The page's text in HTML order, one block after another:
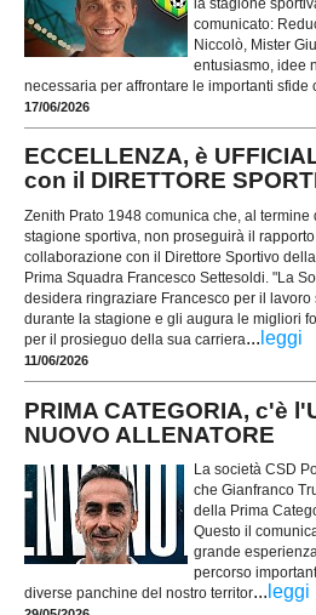
comunicato:
Niccolò, Mister
entusiasmo, idee
necessaria per affrontare le importanti sfide
17/06/2026
ECCELLENZA, è
con il DIRETTORE
Zenith Prato 1948 comunica che, al termine
stagione sportiva, non proseguirà il
collaborazione con il Direttore Sportivo della
Prima Squadra Francesco Settesoldi. "La
desidera ringraziare Francesco per il lavoro
durante la stagione e gli augura le migliori
per il prosieguo della sua carriera... leggi
11/06/2026
PRIMA CATEGORIA, c'è
NUOVO ALLENATORE
La società CSD
che Gianfranco
della Prima
Questo il
grande
percorso
diverse panchine del nostro territor... leggi